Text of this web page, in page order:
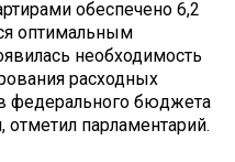
обеспечено 6,2
оптимальным
необходимость
расходных
федерального бюджета
парламентарий.